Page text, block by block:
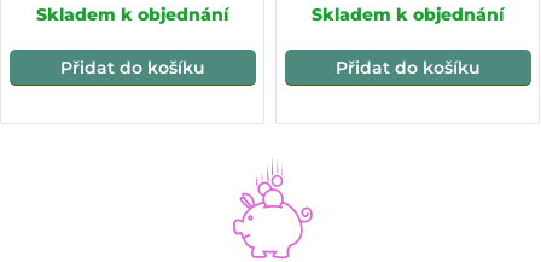
Skladem k objednání
Přidat do košíku
Skladem k objednání
Přidat do košíku